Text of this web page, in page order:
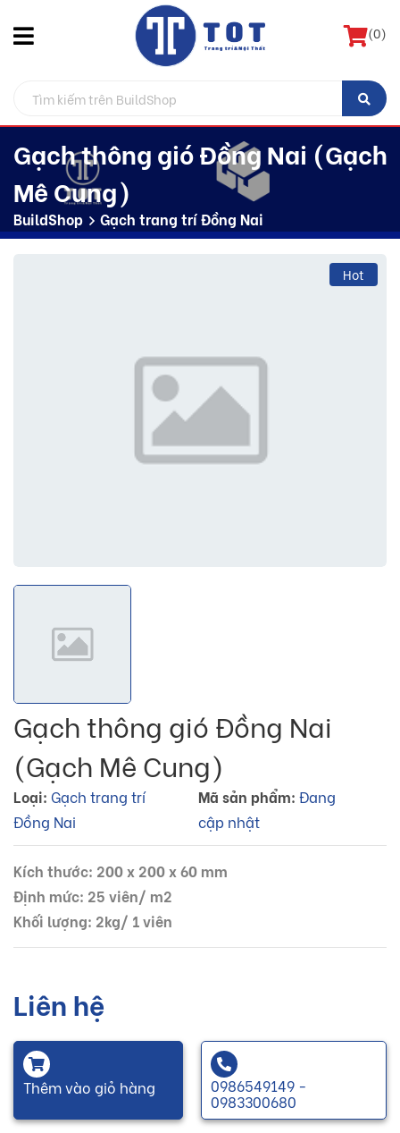
(0)
Gạch thông gió Đồng Nai (Gạch
Mê Cung)
BuildShop Gạch trang trí Đồng Nai
Hot
Gạch thông gió Đồng Nai
(Gạch Mê Cung)
Loại: Gạch trang trí
Đồng Nai
Mã sản phẩm: Đang
cập nhật
Kích thước: 200 x 200 x 60 mm
Định mức: 25 viên/ m2
Khối lượng: 2kg/ 1 viên
Liên hệ
Thêm vào giỏ hàng 0986549149 -
0983300680